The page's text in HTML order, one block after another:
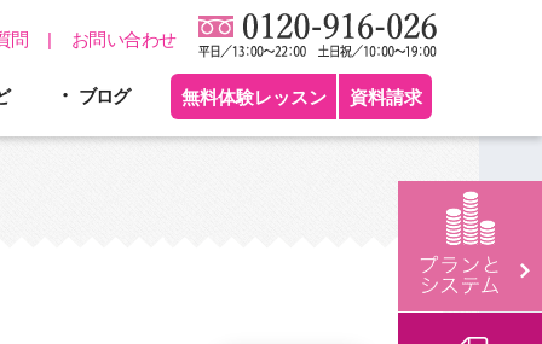
お問い合わせ
問
ブログ 無料体験レッスン 資料請求